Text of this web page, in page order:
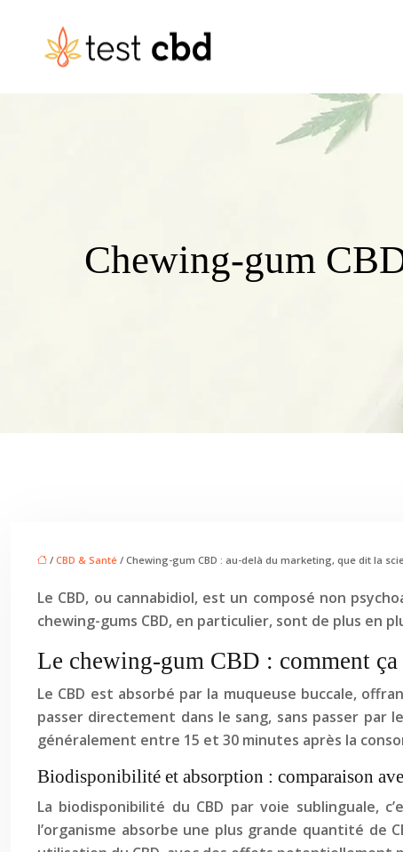
Chewing-gum
/ CBD & Santé / Chewing-gum CBD : au-delà du marketing, que dit la
Le CBD, ou cannabidiol, est un composé non
chewing-gums CBD, en particulier, sont de plus en
Le chewing-gum CBD : comment
Le CBD est absorbé par la muqueuse buccale,
passer directement dans le sang, sans passer par
généralement entre 15 et 30 minutes après la
Biodisponibilité et absorption : comparaison
La biodisponibilité du CBD par voie sublinguale,
l’organisme absorbe une plus grande quantité de